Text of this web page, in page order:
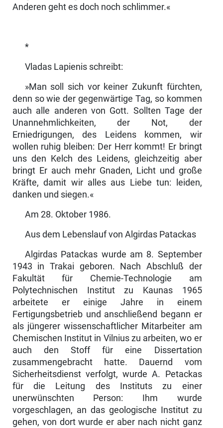
Anderen geht es doch noch schlimmer.«
*
Vladas Lapienis schreibt:
»Man soll sich vor keiner Zukunft fürchten,
denn so wie der gegenwärtige Tag, so kommen
auch alle anderen von Gott. Sollten Tage der
Unannehm­lichkeiten, der Not, der
Erniedrigungen, des Leidens kommen, wir
wollen ruhig bleiben: Der Herr kommt! Er bringt
uns den Kelch des Leidens, gleichzeitig aber
bringt Er auch mehr Gnaden, Licht und große
Kräfte, damit wir alles aus Liebe tun: leiden,
danken und siegen.«
Am 28. Oktober 1986.
Aus dem Lebenslauf von Algirdas Patackas
Algirdas Patackas wurde am 8. September
1943 in Trakai geboren. Nach Abschluß der
Fakultät für Chemie-Technologie am
Polytechnischen Institut zu Kaunas 1965
arbeitete er einige Jahre in einem
Fertigungsbetrieb und anschließend begann er
als jüngerer wissenschaftlicher Mitarbeiter am
Chemischen Institut in Vilnius zu arbeiten, wo er
auch den Stoff für eine Dissertation
zusammengebracht hatte. Dauernd vom
Sicherheitsdienst ver­folgt, wurde A. Petackas
für die Leitung des Instituts zu einer
unerwünsch­ten Person: Ihm wurde
vorgeschlagen, an das geologische Institut zu
gehen, von dort wurde er aber nach nicht ganz